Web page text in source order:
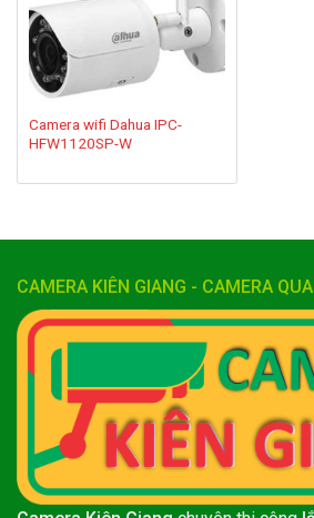
Camera wifi Dahua IPC-
HFW1120SP-W
CAMERA KIÊN GIANG - CAMERA